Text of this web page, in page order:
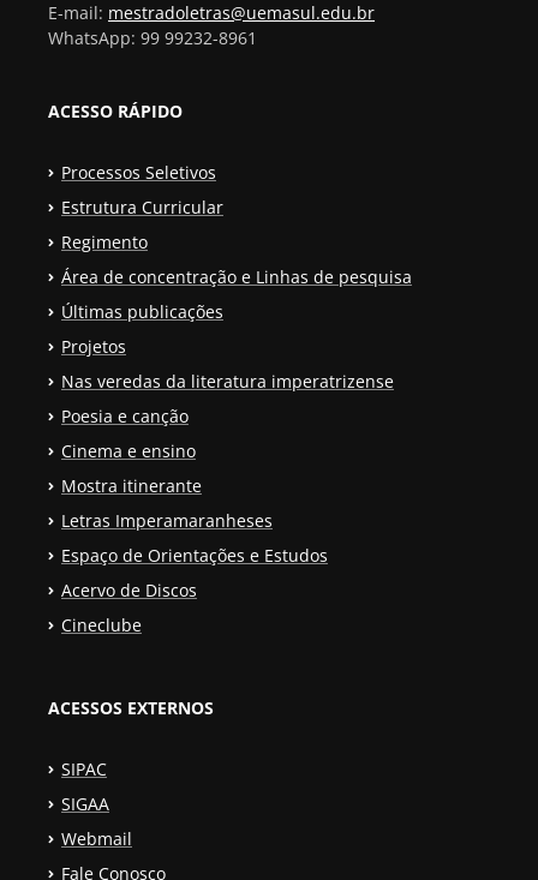
E-mail: mestradoletras@uemasul.edu.br
WhatsApp: 99 99232-8961
ACESSO RÁPIDO
Processos Seletivos
Estrutura Curricular
Regimento
Área de concentração e Linhas de pesquisa
Últimas publicações
Projetos
Nas veredas da literatura imperatrizense
Poesia e canção
Cinema e ensino
Mostra itinerante
Letras Imperamaranheses
Espaço de Orientações e Estudos
Acervo de Discos
Cineclube
ACESSOS EXTERNOS
SIPAC
SIGAA
Webmail
Fale Conosco